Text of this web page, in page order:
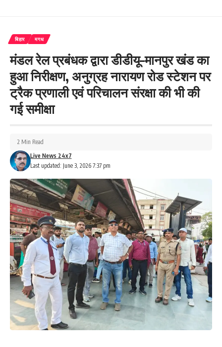
बिहार मगध
मंडल रेल प्रबंधक द्वारा डीडीयू–मानपुर खंड का
हुआ निरीक्षण, अनुग्रह नारायण रोड स्टेशन पर
ट्रैक प्रणाली एवं परिचालन संरक्षा की भी की
गई समीक्षा
Last updated: June 3, 2026 7:37 pm
Live News 24x7
2 Min Read